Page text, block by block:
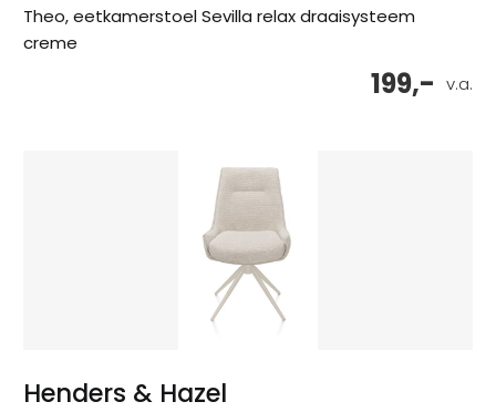
Theo, eetkamerstoel Sevilla relax draaisysteem
creme
v.a.
199,-
Henders & Hazel